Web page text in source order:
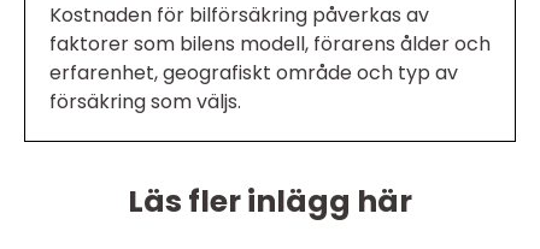
Kostnaden för bilförsäkring påverkas av
faktorer som bilens modell, förarens ålder och
erfarenhet, geografiskt område och typ av
försäkring som väljs.
Läs fler inlägg här